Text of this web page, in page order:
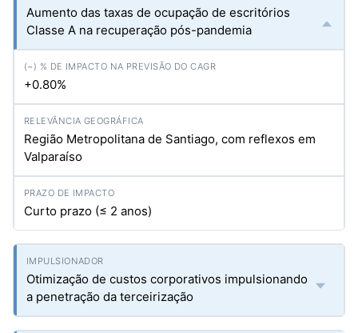
Aumento das taxas de ocupação de escritórios
Classe A na recuperação pós-pandemia
+0.80%
Região Metropolitana de Santiago, com reflexos em
Valparaíso
Curto prazo (≤ 2 anos)
Otimização de custos corporativos impulsionando
a penetração da terceirização